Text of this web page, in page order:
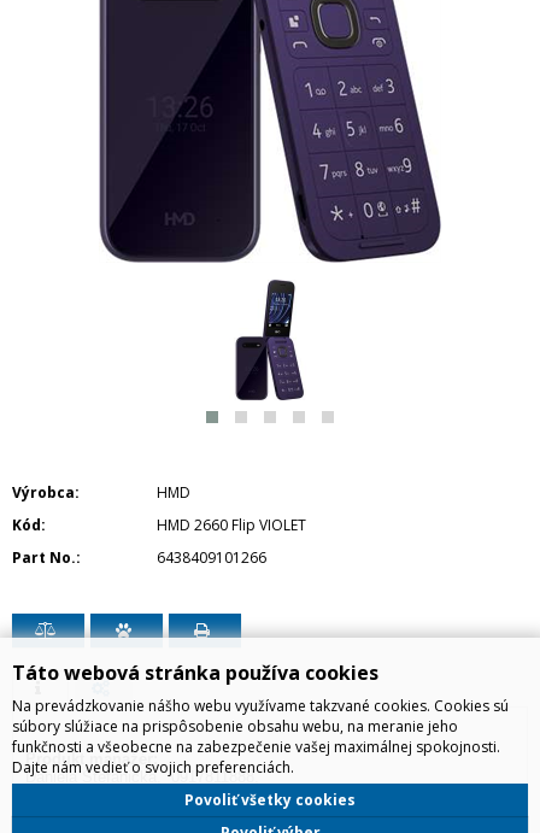
Výrobca
HMD
Kód
HMD 2660 Flip VIOLET
Part No.
6438409101266
Produkt manažér:
Daniela Štefanička, 0917811888,
daniela.stefanicka@irdistribution.sk
Táto webová stránka používa cookies
Na prevádzkovanie nášho webu využívame takzvané cookies. Cookies sú
súbory slúžiace na prispôsobenie obsahu webu, na meranie jeho
funkčnosti a všeobecne na zabezpečenie vašej maximálnej spokojnosti.
Dajte nám vedieť o svojich preferenciách.
Povoliť všetky cookies